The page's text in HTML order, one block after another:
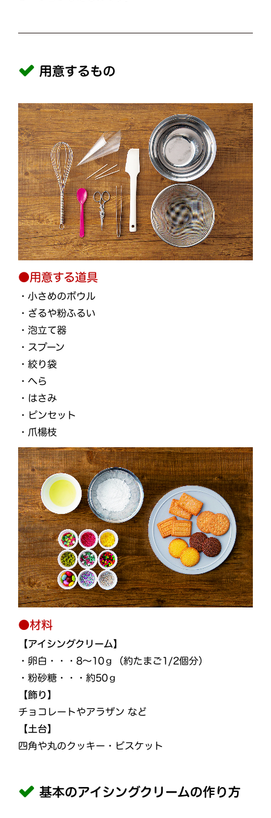
用意するもの
●用意する道具
・小さめのボウル
・ざるや粉ふるい
・泡立て器
・スプーン
・絞り袋
・へら
・はさみ
・ピンセット
・爪楊枝
●材料
【アイシングクリーム】
・卵白・・・8～10ｇ（約たまご1/2個分）
・粉砂糖・・・約50ｇ
【飾り】
チョコレートやアラザン など
【土台】
四角や丸のクッキー・ビスケット
基本のアイシングクリームの作り方